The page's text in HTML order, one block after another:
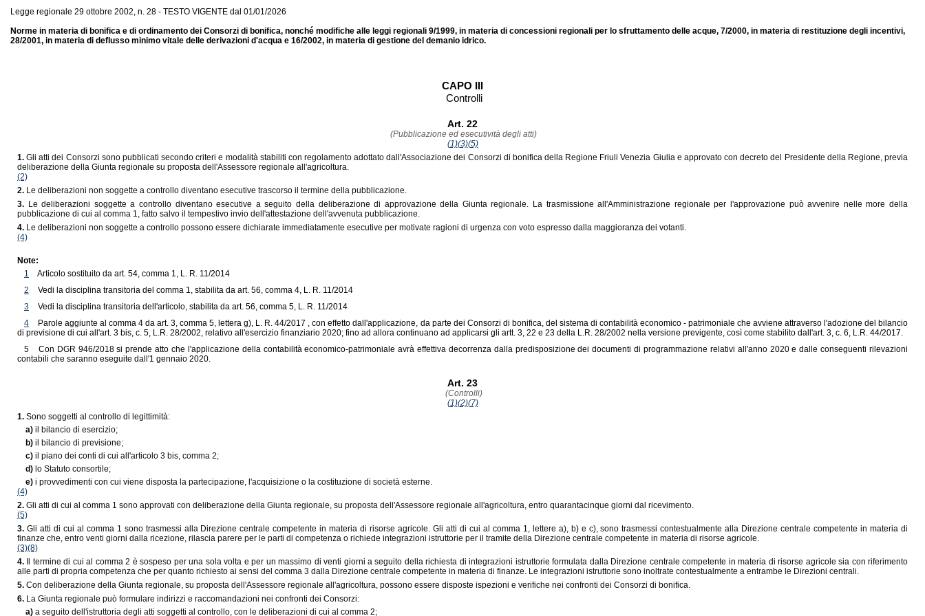
Legge regionale 29 ottobre 2002, n. 28 - TESTO VIGENTE dal 01/01/2026
Norme in materia di bonifica e di ordinamento dei Consorzi di bonifica, nonché modifiche alle leggi regionali 9/1999, in materia di concessioni regionali per lo sfruttamento delle acque, 7/2000, in materia di restituzione degli incentivi,
28/2001, in materia di deflusso minimo vitale delle derivazioni d'acqua e 16/2002, in materia di gestione del demanio idrico.
CAPO III
Controlli
Art. 22
(Pubblicazione ed esecutività degli atti)
(1)(3)(5)
1.Gli atti dei Consorzi sono pubblicati secondo criteri e modalità stabiliti con regolamento adottato dall'Associazione dei Consorzi di bonifica della Regione Friuli Venezia Giulia e approvato con decreto del Presidente della Regione, previa
deliberazione della Giunta regionale su proposta dell'Assessore regionale all'agricoltura.
(2)
2. Le deliberazioni non soggette a controllo diventano esecutive trascorso il termine della pubblicazione.
3. Le deliberazioni soggette a controllo diventano esecutive a seguito della deliberazione di approvazione della Giunta regionale. La trasmissione all'Amministrazione regionale per l'approvazione può avvenire nelle more della
pubblicazione di cui al comma 1, fatto salvo il tempestivo invio dell'attestazione dell'avvenuta pubblicazione.
4. Le deliberazioni non soggette a controllo possono essere dichiarate immediatamente esecutive per motivate ragioni di urgenza con voto espresso dalla maggioranza dei votanti.
(4)
Note:
1
Articolo sostituito da art. 54, comma 1, L. R. 11/2014
2
Vedi la disciplina transitoria del comma 1, stabilita da art. 56, comma 4, L. R. 11/2014
3
Vedi la disciplina transitoria dell'articolo, stabilita da art. 56, comma 5, L. R. 11/2014
4
Parole aggiunte al comma 4 da art. 3, comma 5, lettera g), L. R. 44/2017 , con effetto dall'applicazione, da parte dei Consorzi di bonifica, del sistema di contabilità economico - patrimoniale che avviene attraverso l'adozione del bilancio
di previsione di cui all'art. 3 bis, c. 5, L.R. 28/2002, relativo all'esercizio finanziario 2020; fino ad allora continuano ad applicarsi gli artt. 3, 22 e 23 della L.R. 28/2002 nella versione previgente, così come stabilito dall'art. 3, c. 6, L.R. 44/2017.
5
Con DGR 946/2018 si prende atto che l'applicazione della contabilità economico-patrimoniale avrà effettiva decorrenza dalla predisposizione dei documenti di programmazione relativi all'anno 2020 e dalle conseguenti rilevazioni
contabili che saranno eseguite dall'1 gennaio 2020.
Art. 23
(Controlli)
(1)(2)(7)
1. Sono soggetti al controllo di legittimità:
a)il bilancio di esercizio;
b)il bilancio di previsione;
c)il piano dei conti di cui all'articolo 3 bis, comma 2;
d) lo Statuto consortile;
e)i provvedimenti con cui viene disposta la partecipazione, l'acquisizione o la costituzione di società esterne.
(4)
2. Gli atti di cui al comma 1 sono approvati con deliberazione della Giunta regionale, su proposta dell'Assessore regionale all'agricoltura, entro quarantacinque giorni dal ricevimento.
(5)
3. Gli atti di cui al comma 1 sono trasmessi alla Direzione centrale competente in materia di risorse agricole. Gli atti di cui al comma 1, lettere a), b) e c), sono trasmessi contestualmente alla Direzione centrale competente in materia di
finanze che, entro venti giorni dalla ricezione, rilascia parere per le parti di competenza o richiede integrazioni istruttorie per il tramite della Direzione centrale competente in materia di risorse agricole.
(3)(8)
4.
Il termine di cui al comma 2 è sospeso per una sola volta e per un massimo di venti giorni a seguito della richiesta di integrazioni istruttorie formulata dalla Direzione centrale competente in materia di risorse agricole sia con riferimento
alle parti di propria competenza che per quanto richiesto ai sensi del comma 3 dalla Direzione centrale competente in materia di finanze. Le integrazioni istruttorie sono inoltrate contestualmente a entrambe le Direzioni centrali.
5. Con deliberazione della Giunta regionale, su proposta dell'Assessore regionale all'agricoltura, possono essere disposte ispezioni e verifiche nei confronti dei Consorzi di bonifica.
6. La Giunta regionale può formulare indirizzi e raccomandazioni nei confronti dei Consorzi:
a)a seguito dell'istruttoria degli atti soggetti al controllo, con le deliberazioni di cui al comma 2;